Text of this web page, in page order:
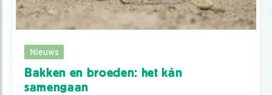
Nieuws
Bakken en broeden: het kán
samengaan